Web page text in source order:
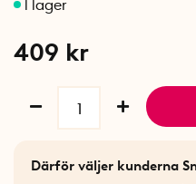
409 kr
Därför väljer kunderna